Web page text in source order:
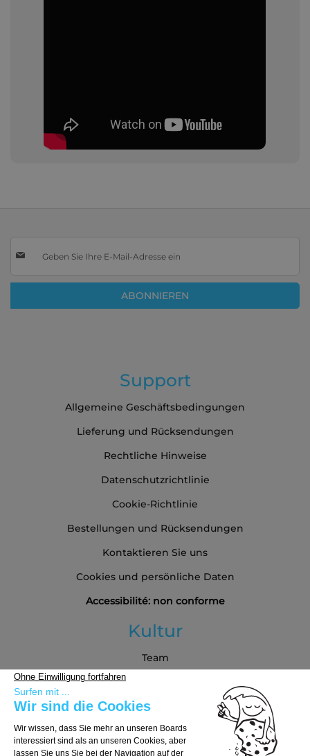
Sie
für
Newsletter
ABONNIEREN
Support
Allgemeine Geschäftsbedingungen
Lieferung und Rücksendungen
Rechtliche Hinweise
Datenschutzrichtlinie
Cookie-Richtlinie
Bestellungen und Rücksendungen
Kontaktieren Sie uns
Cookies und persönliche Daten
Accessibilité: non conforme
Kultur
Team
Partners